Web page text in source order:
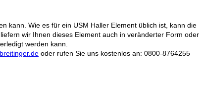
kann. Wie es für ein USM Haller Element üblich ist, kann die
wir Ihnen dieses Element auch in veränderter Form oder
werden kann.
oder rufen Sie uns kostenlos an: 0800-8764255